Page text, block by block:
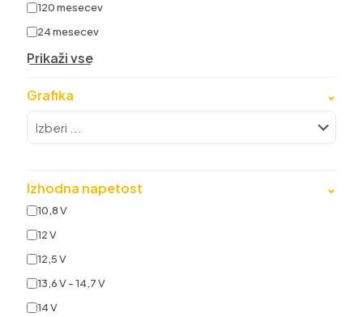
120 mesecev
24 mesecev
Prikaži vse
Grafika ⌄
Izhodna napetost ⌄
10,8 V
12 V
12,5 V
13,6 V - 14,7 V
14 V